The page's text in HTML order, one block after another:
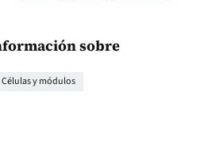
sobre
Células y módulos